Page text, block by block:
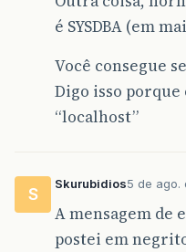
é SYSDBA (em
Você consegue
Digo isso
“localhost”
S
Skurubidios5 de ago.
A mensagem de
postei em